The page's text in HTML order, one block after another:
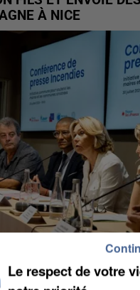
À NICE
: L’ÎLE-DE-FRANCE
Le respect de votre